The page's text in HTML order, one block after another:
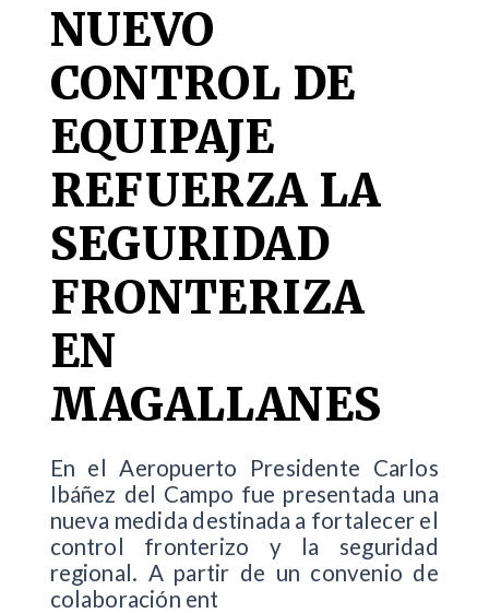
NUEVO
CONTROL DE
EQUIPAJE
REFUERZA LA
SEGURIDAD
FRONTERIZA
EN
MAGALLANES
En el Aeropuerto Presidente Carlos
Ibáñez del Campo fue presentada una
nueva medida destinada a fortalecer el
control fronterizo y la seguridad
regional. A partir de un convenio de
colaboración ent